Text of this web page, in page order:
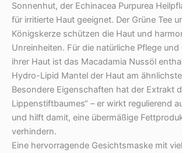
Sonnenhut, der Echinacea Purpurea
für irritierte Haut geeignet. Der Grüne Tee
Königskerze schützen die Haut und
Unreinheiten. Für die natürliche Pflege
ihrer Haut ist das Macadamia Nussöl
Hydro-Lipid Mantel der Haut am
Besondere Eigenschaften hat der Extrakt
Lippenstiftbaumes“ – er wirkt regulierend
und hilft damit, eine übermäßige
verhindern.
Eine hervorragende Gesichtsmaske mit